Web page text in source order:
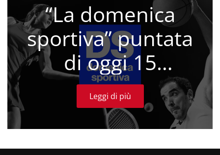
“La domenica
sportiva” puntata
di oggi 15
novembre 2025
(VIDEO)
Leggi di più